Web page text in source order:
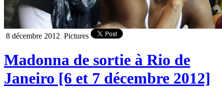
8 décembre 2012 Pictures
Madonna de sortie à Rio de
Janeiro [6 et 7 décembre 2012]